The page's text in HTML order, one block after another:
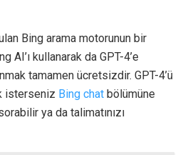
Bing arama motorunun bir
AI’ı kullanarak da GPT-4’e
tamamen ücretsizdir. GPT-4’ü
isterseniz Bing chat bölümüne
ya da talimatınızı